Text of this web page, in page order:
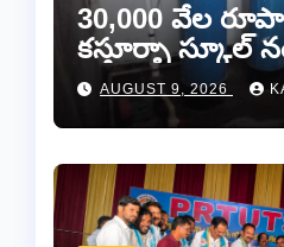
30,000 వేల
కస్తూర్బా స్కూల్
ప్లాంట్
AUGUST 9, 2026